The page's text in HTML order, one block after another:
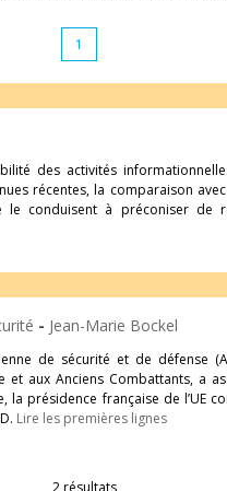
1
des activités
récentes, la comparaison
conduisent à préconiser de
- Jean-Marie Bockel
de sécurité et de défense
aux Anciens Combattants, a
présidence française de l’UE
Lire les premières lignes
2 résultats